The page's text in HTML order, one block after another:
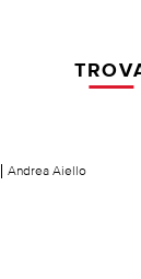
Andrea Aiello